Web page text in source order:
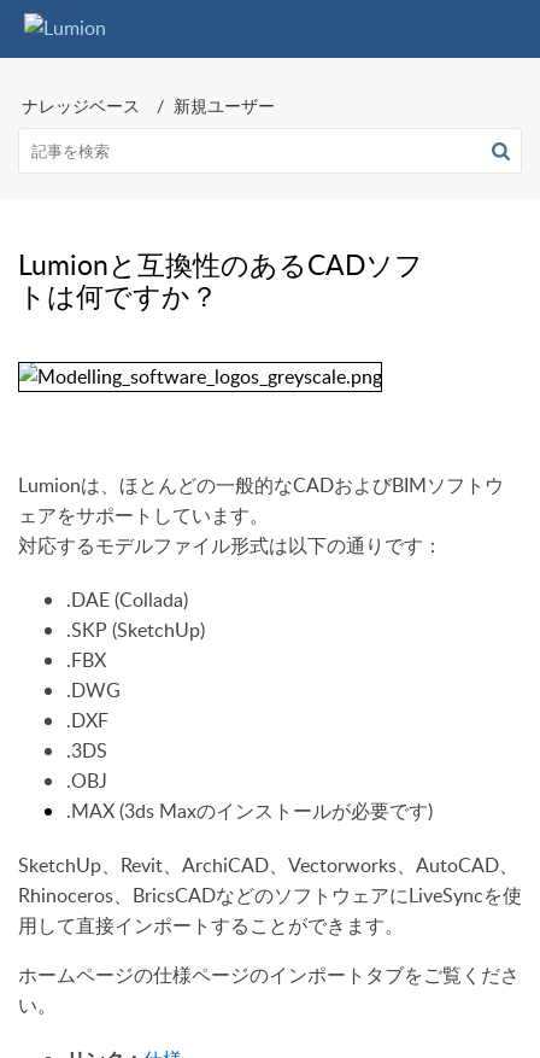
ナレッジベース 新規ユーザー
Lumionと互換性のあるCADソフ
トは何ですか？
Lumionは、ほとんどの一般的なCADおよびBIMソフトウ
ェアをサポートしています。
対応するモデルファイル形式は以下の通りです：
.DAE (Collada)
.SKP (SketchUp)
.FBX
.DWG
.DXF
.3DS
.OBJ
.MAX (3ds Maxのインストールが必要です)
SketchUp、Revit、ArchiCAD、Vectorworks、AutoCAD、
Rhinoceros、BricsCADなどのソフトウェアにLiveSyncを使
用して直接インポートすることができます。
ホームページの仕様ページのインポートタブをご覧くださ
い。